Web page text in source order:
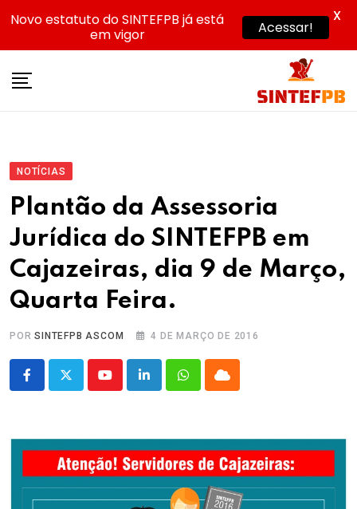
NOTÍCIAS
Plantão da Assessoria
Jurídica do SINTEFPB em
Cajazeiras, dia 9 de Março,
Quarta Feira.
PORSINTEFPB ASCOM 4 DE MARÇO DE 2016
YoutubeLinkedInWhatsappCloud
Novo estatuto do SINTEFPB já está
em vigor
Acessar!
X